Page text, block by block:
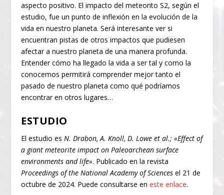
aspecto positivo. El impacto del meteorito S2, según el
estudio, fue un punto de inflexión en la evolución de la
vida en nuestro planeta. Será interesante ver si
encuentran pistas de otros impactos que pudiesen
afectar a nuestro planeta de una manera profunda.
Entender cómo ha llegado la vida a ser tal y como la
conocemos permitirá comprender mejor tanto el
pasado de nuestro planeta como qué podríamos
encontrar en otros lugares…
ESTUDIO
El estudio esN. Drabon, A. Knoll, D. Lowe et al.; «Effect of
a giant meteorite impact on Paleoarchean surface
environments and life». Publicado en la revista
Proceedings of the National Academy of Sciences el 21 de
octubre de 2024. Puede consultarse eneste enlace.